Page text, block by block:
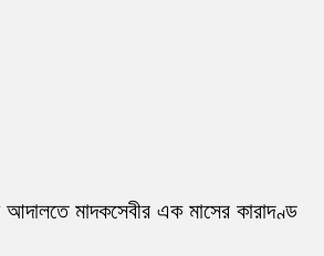
আদালতে মাদকসেবীর এক মাসের কারাদণ্ড